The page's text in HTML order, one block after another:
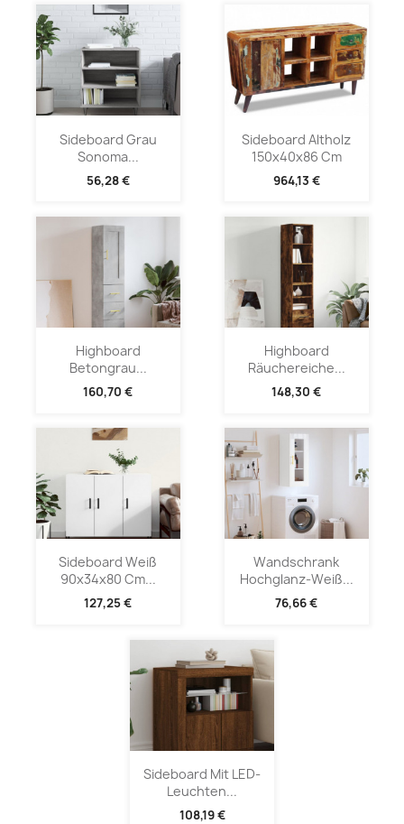
Sideboard Grau
Sonoma...
56,28 €
Sideboard Altholz
150x40x86 Cm
964,13 €
Highboard
Betongrau...
160,70 €
Highboard
Räuchereiche...
148,30 €
Sideboard Weiß
90x34x80 Cm...
127,25 €
Wandschrank
Hochglanz-Weiß...
76,66 €
Sideboard Mit LED-
Leuchten...
108,19 €